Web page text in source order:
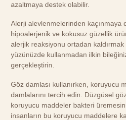
azaltmaya destek olabilir.
Alerji alevlenmelerinden kaçınmaya
hipoalerjenik ve kokusuz güzellik
alerjik reaksiyonu ortadan
yüzünüzde kullanmadan ilkin
gerçekleştirin.
Göz damlası kullanırken, koruyucu
damlalarını tercih edin. Düzgüsel
koruyucu maddeler bakteri
insanların bu koruyucu maddelere